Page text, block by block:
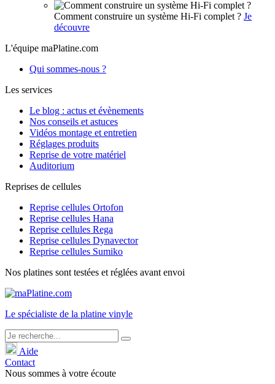
Comment construire un système Hi-Fi complet ? Je
découvre
L'équipe maPlatine.com
Qui sommes-nous ?
Les services
Le blog : actus et évènements
Nos conseils et astuces
Vidéos montage et entretien
Réglages produits
Reprise de votre matériel
Auditorium
Reprises de cellules
Reprise cellules Ortofon
Reprise cellules Hana
Reprise cellules Rega
Reprise cellules Dynavector
Reprise cellules Sumiko
Nos platines sont testées et réglées avant envoi
Le spécialiste de la platine vinyle
Aide
Contact
Nous sommes à votre écoute